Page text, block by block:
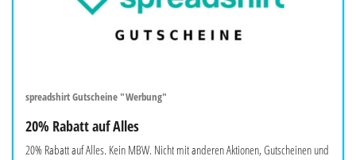
spreadshirt Gutscheine "Werbung"
20% Rabatt auf Alles
20% Rabatt auf Alles. Kein MBW. Nicht mit anderen Aktionen, Gutscheinen und